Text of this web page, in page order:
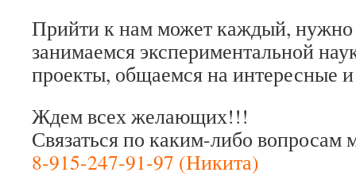
Прийти к нам может каждый,
занимаемся экспериментальной
проекты, общаемся на интересные
Ждем всех желающих!!!
Связаться по каким-либо
8-915-247-91-97 (Никита)